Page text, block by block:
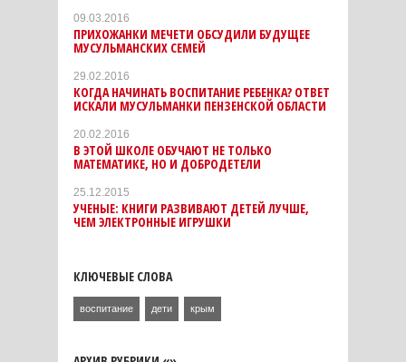
09.03.2016
ПРИХОЖАНКИ МЕЧЕТИ ОБСУДИЛИ БУДУЩЕЕ
МУСУЛЬМАНСКИХ СЕМЕЙ
29.02.2016
КОГДА НАЧИНАТЬ ВОСПИТАНИЕ РЕБЕНКА? ОТВЕТ
ИСКАЛИ МУСУЛЬМАНКИ ПЕНЗЕНСКОЙ ОБЛАСТИ
20.02.2016
В ЭТОЙ ШКОЛЕ ОБУЧАЮТ НЕ ТОЛЬКО
МАТЕМАТИКЕ, НО И ДОБРОДЕТЕЛИ
25.12.2015
УЧЕНЫЕ: КНИГИ РАЗВИВАЮТ ДЕТЕЙ ЛУЧШЕ,
ЧЕМ ЭЛЕКТРОННЫЕ ИГРУШКИ
КЛЮЧЕВЫЕ СЛОВА
воспитание дети крым